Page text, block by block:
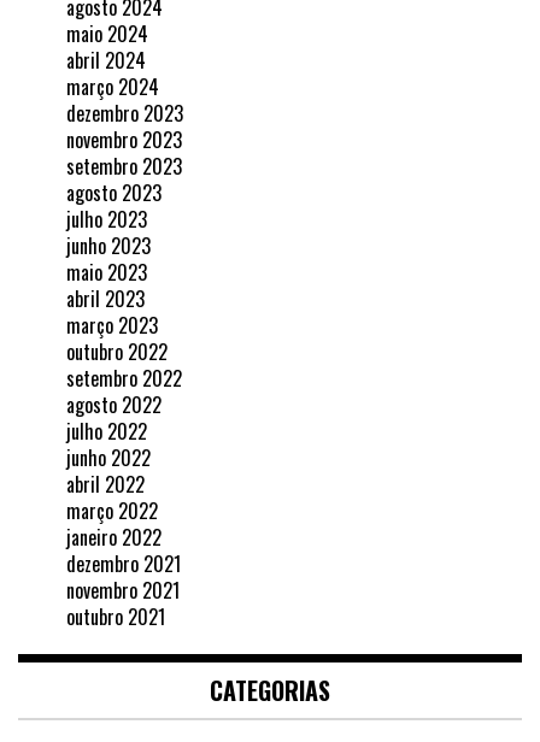
agosto 2024
maio 2024
abril 2024
março 2024
dezembro 2023
novembro 2023
setembro 2023
agosto 2023
julho 2023
junho 2023
maio 2023
abril 2023
março 2023
outubro 2022
setembro 2022
agosto 2022
julho 2022
junho 2022
abril 2022
março 2022
janeiro 2022
dezembro 2021
novembro 2021
outubro 2021
CATEGORIAS